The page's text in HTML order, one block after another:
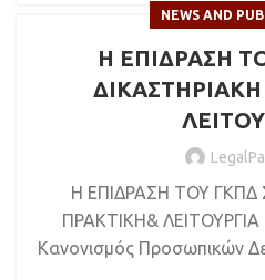
NEWS AND
Η ΕΠΙΔΡΑΣΗ
Η ΕΠΙΔΡΑΣΗ ΤΟΥ ΓΚΠΔ
ΠΡΑΚΤΙΚΗ& ΛΕΙΤΟΥΡΓΙΑ
Κανονισμός Προσωπικών